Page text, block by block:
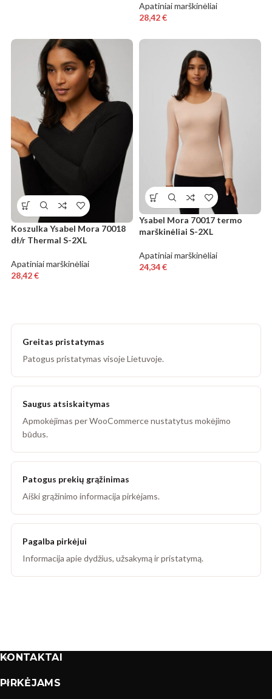
Apatiniai marškinėliai
28,42€
Koszulka Ysabel Mora 70018
dł/r Thermal S-2XL
Apatiniai marškinėliai
28,42€
Ysabel Mora 70017 termo
marškinėliai S-2XL
Apatiniai marškinėliai
24,34€
Greitas pristatymas
Patogus pristatymas visoje Lietuvoje.
Saugus atsiskaitymas
Apmokėjimas per WooCommerce nustatytus mokėjimo
būdus.
Patogus prekių grąžinimas
Aiški grąžinimo informacija pirkėjams.
Pagalba pirkėjui
Informacija apie dydžius, užsakymą ir pristatymą.
KONTAKTAI
PIRKĖJAMS